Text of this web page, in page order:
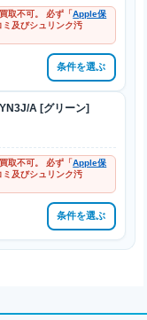
取不可。 必ず「Apple保
ミ及びシュリンク汚
条件を選ぶ
A [グリーン]
取不可。 必ず「Apple保
ミ及びシュリンク汚
条件を選ぶ